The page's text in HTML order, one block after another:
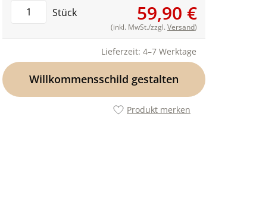
Stück 59,90 €
(inkl. MwSt./zzgl. Versand)
Lieferzeit: 4–7 Werktage
Willkommensschild gestalten
Produkt merken